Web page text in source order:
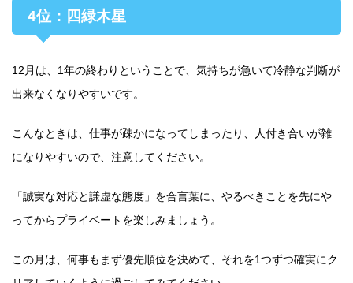
4位：四緑木星
12月は、1年の終わりということで、気持ちが急いて冷静な判断が
出来なくなりやすいです。
こんなときは、仕事が疎かになってしまったり、人付き合いが雑
になりやすいので、注意してください。
「誠実な対応と謙虚な態度」を合言葉に、やるべきことを先にや
ってからプライベートを楽しみましょう。
この月は、何事もまず優先順位を決めて、それを1つずつ確実にク